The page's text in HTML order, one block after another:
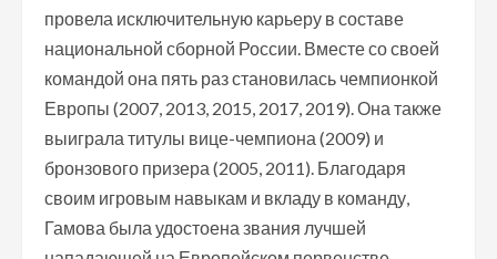
провела исключительную карьеру в составе
национальной сборной России. Вместе со своей
командой она пять раз становилась чемпионкой
Европы (2007, 2013, 2015, 2017, 2019). Она также
выиграла титулы вице-чемпиона (2009) и
бронзового призера (2005, 2011). Благодаря
своим игровым навыкам и вкладу в команду,
Гамова была удостоена звания лучшей